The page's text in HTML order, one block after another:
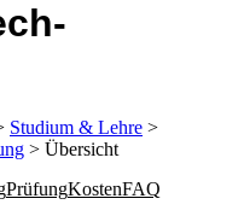
Studium & Lehre >
> Übersicht
PrüfungKostenFAQ